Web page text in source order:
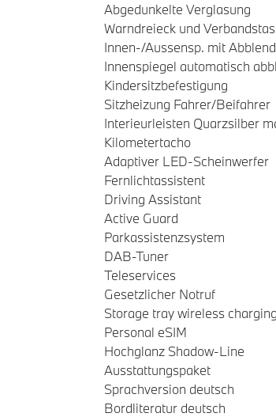
Abgedunkelte Verglasung
Warndreieck und
Innen-/Aussensp. mit
Innenspiegel automatisch
Kindersitzbefestigung
Sitzheizung Fahrer/Beifahrer
Interieurleisten Quarzsilber
Kilometertacho
Adaptiver LED-Scheinwerfer
Fernlichtassistent
Driving Assistant
Active Guard
Parkassistenzsystem
DAB-Tuner
Teleservices
Gesetzlicher Notruf
Storage tray wireless charging
Personal eSIM
Hochglanz Shadow-Line
Ausstattungspaket
Sprachversion deutsch
Bordliteratur deutsch